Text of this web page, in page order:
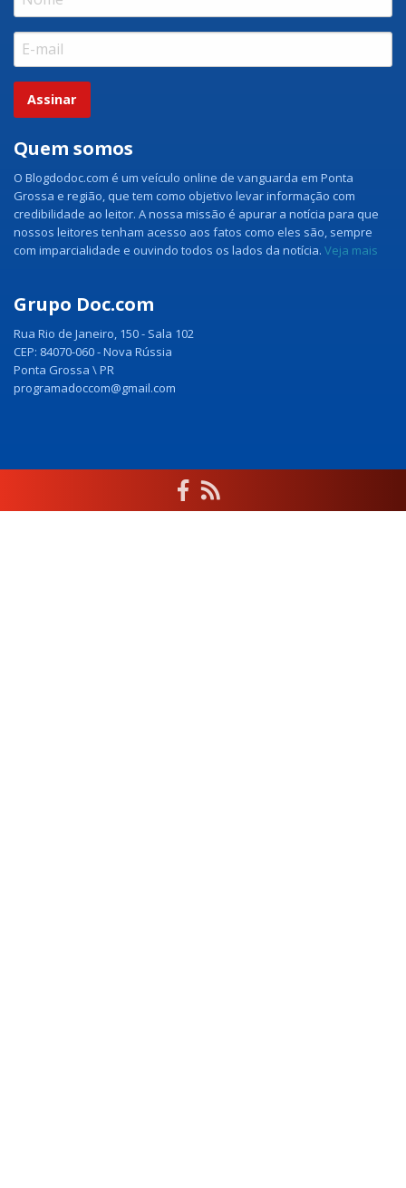
Assinar
Quem somos
O Blogdodoc.com é um veículo online de vanguarda em Ponta
Grossa e região, que tem como objetivo levar informação com
credibilidade ao leitor. A nossa missão é apurar a notícia para que
nossos leitores tenham acesso aos fatos como eles são, sempre
com imparcialidade e ouvindo todos os lados da notícia. Veja mais
Grupo Doc.com
Rua Rio de Janeiro, 150 - Sala 102
CEP: 84070-060 - Nova Rússia
Ponta Grossa \ PR
programadoccom@gmail.com